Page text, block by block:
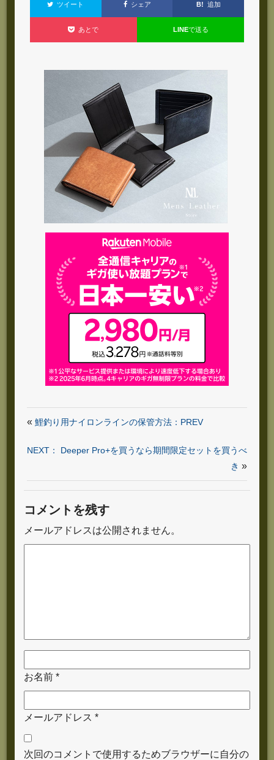
ツイート シェア B! 追加
あとで LINEで送る
« 鯉釣り用ナイロンラインの保管方法：PREV
NEXT： Deeper Pro+を買うなら期間限定セットを買うべ
き »
コメントを残す
メールアドレスは公開されません。
お名前 *
メールアドレス *
次回のコメントで使用するためブラウザーに自分の